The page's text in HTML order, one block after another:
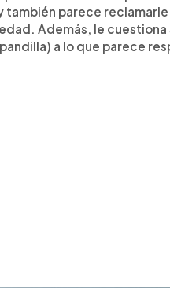
también parece
Además, le cuestiona
a lo que parece